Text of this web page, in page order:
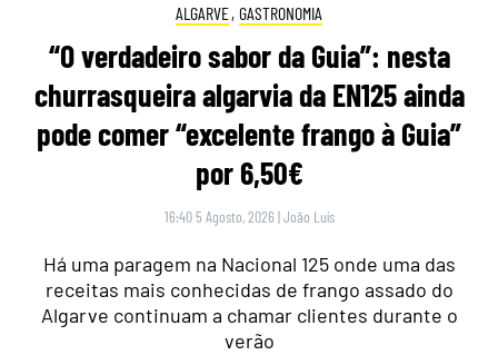
ALGARVE, GASTRONOMIA
“O verdadeiro sabor da Guia”: nesta
churrasqueira algarvia da EN125 ainda
pode comer “excelente frango à Guia”
por 6,50€
16:40 5 Agosto, 2026 |João Luís
Há uma paragem na Nacional 125 onde uma das
receitas mais conhecidas de frango assado do
Algarve continuam a chamar clientes durante o
verão